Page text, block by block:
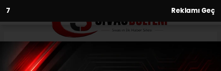
6 Reklamı Geç
Anasayfa Asayiş